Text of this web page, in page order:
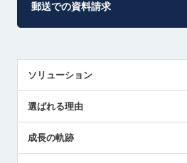
郵送での資料請求
ソリューション
解決策提案
選ばれる理由
成長の軌跡